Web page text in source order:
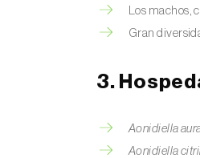
Los machos,
Gran
3.
Aonidiella
Aonidiella